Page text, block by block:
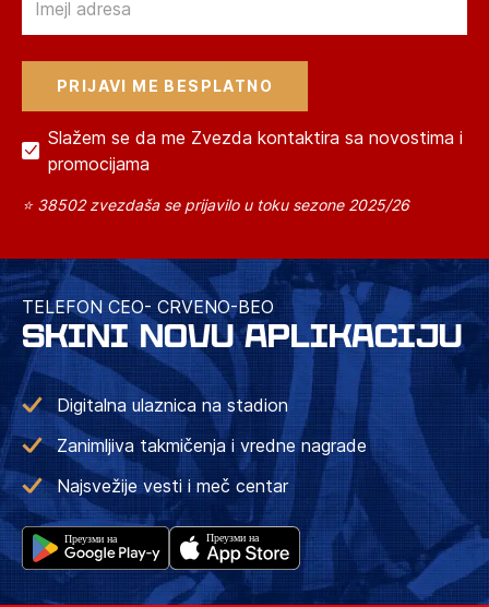
Slažem se da me Zvezda kontaktira sa novostima i
promocijama
⭐ 38502 zvezdaša se prijavilo u toku sezone 2025/26
TELEFON CEO- CRVENO-BEO
SKINI NOVU APLIKACIJU
Digitalna ulaznica na stadion
Zanimljiva takmičenja i vredne nagrade
Najsvežije vesti i meč centar